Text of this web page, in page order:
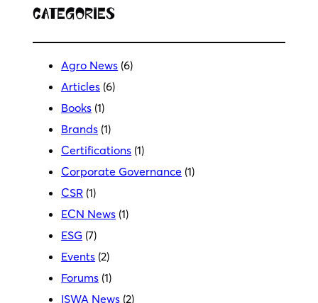
Categories
Agro News (6)
Articles (6)
Books (1)
Brands (1)
Certifications (1)
Corporate Governance (1)
CSR (1)
ECN News (1)
ESG (7)
Events (2)
Forums (1)
ISWA News (2)